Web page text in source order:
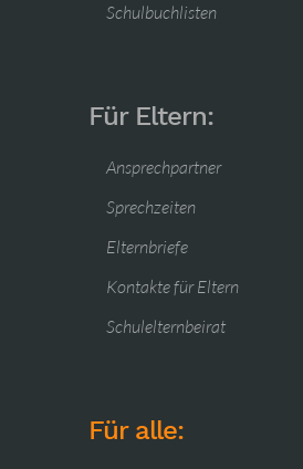
Schulbuchlisten
Für Eltern:
Ansprechpartner
Sprechzeiten
Elternbriefe
Kontakte für Eltern
Schulelternbeirat
Für alle: